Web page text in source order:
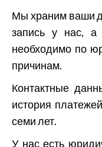
Мы храним ваши
запись у нас,
необходимо по
причинам.
Контактные
история
семи лет.
У нас есть